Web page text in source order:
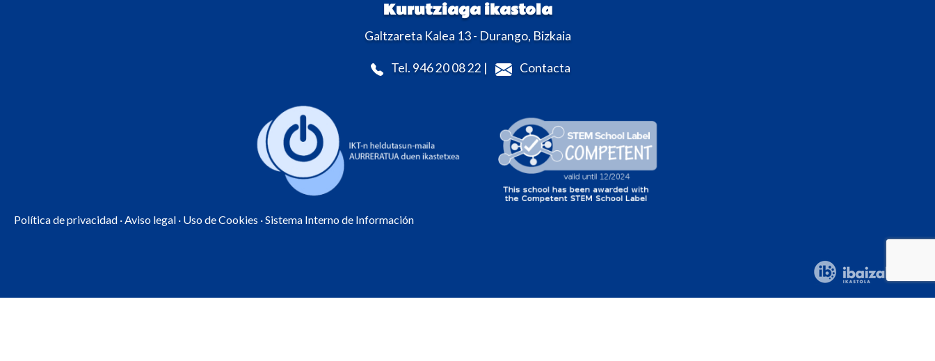
Kurutziaga ikastola
Galtzareta Kalea 13 - Durango, Bizkaia
Tel. 946 20 08 22 | Contacta
Política de privacidad ·Aviso legal · Uso de Cookies · Sistema Interno de Información